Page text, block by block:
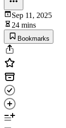
Sep 11, 2025
24 mins
Bookmarks